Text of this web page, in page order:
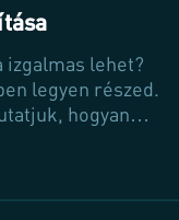
lehet?
legyen részed.
hogyan
Fedezd fel a